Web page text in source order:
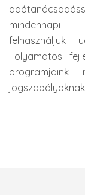
mindennapi
felhasználjuk
Folyamatos
programjaink